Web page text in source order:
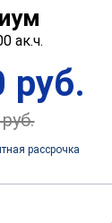
ак.ч.
руб.
рассрочка